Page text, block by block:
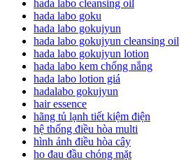
hada labo cleansing oil
hada labo goku
hada labo gokujyun
hada labo gokujyun cleansing oil
hada labo gokujyun lotion
hada labo kem chống nắng
hada labo lotion giá
hadalabo gokujyun
hair essence
hãng tủ lạnh tiết kiệm điện
hệ thống điều hòa multi
hình ảnh điều hòa cây
ho đau đầu chóng mặt